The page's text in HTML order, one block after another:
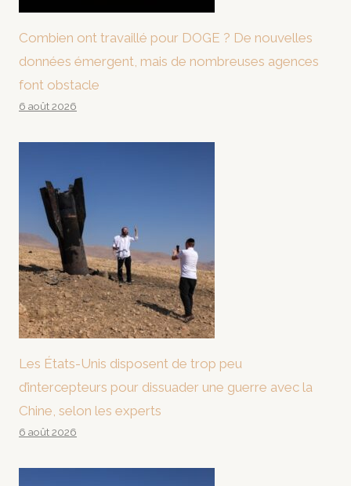
Combien ont travaillé pour DOGE ? De nouvelles
données émergent, mais de nombreuses agences
font obstacle
6 août 2026
Les États-Unis disposent de trop peu
d’intercepteurs pour dissuader une guerre avec la
Chine, selon les experts
6 août 2026